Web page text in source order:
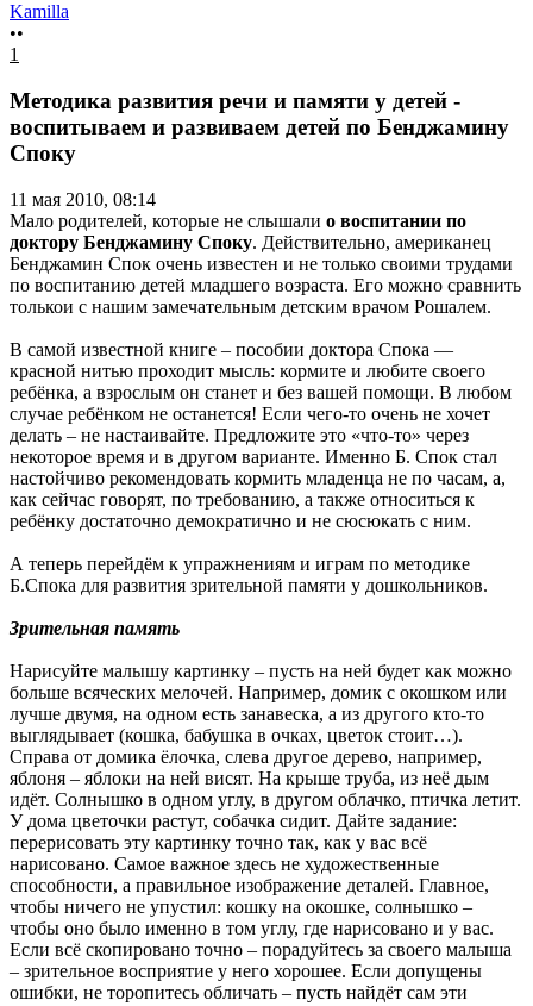
Kamilla
••
1
Методика развития речи и памяти у детей -
воспитываем и развиваем детей по Бенджамину
Споку
11 мая 2010, 08:14
Мало родителей, которые не слышали о воспитании по
доктору Бенджамину Споку. Действительно, американец
Бенджамин Спок очень известен и не только своими трудами
по воспитанию детей младшего возраста. Его можно сравнить
толькои с нашим замечательным детским врачом Рошалем.
В самой известной книге – пособии доктора Спока —
красной нитью проходит мысль: кормите и любите своего
ребёнка, а взрослым он станет и без вашей помощи. В любом
случае ребёнком не останется! Если чего-то очень не хочет
делать – не настаивайте. Предложите это «что-то» через
некоторое время и в другом варианте. Именно Б. Спок стал
настойчиво рекомендовать кормить младенца не по часам, а,
как сейчас говорят, по требованию, а также относиться к
ребёнку достаточно демократично и не сюсюкать с ним.
А теперь перейдём к упражнениям и играм по методике
Б.Спока для развития зрительной памяти у дошкольников.
Зрительная память
Нарисуйте малышу картинку – пусть на ней будет как можно
больше всяческих мелочей. Например, домик с окошком или
лучше двумя, на одном есть занавеска, а из другого кто-то
выглядывает (кошка, бабушка в очках, цветок стоит…).
Справа от домика ёлочка, слева другое дерево, например,
яблоня – яблоки на ней висят. На крыше труба, из неё дым
идёт. Солнышко в одном углу, в другом облачко, птичка летит.
У дома цветочки растут, собачка сидит. Дайте задание:
перерисовать эту картинку точно так, как у вас всё
нарисовано. Самое важное здесь не художественные
способности, а правильное изображение деталей. Главное,
чтобы ничего не упустил: кошку на окошке, солнышко –
чтобы оно было именно в том углу, где нарисовано и у вас.
Если всё скопировано точно – порадуйтесь за своего малыша
– зрительное восприятие у него хорошее. Если допущены
ошибки, не торопитесь обличать – пусть найдёт сам эти